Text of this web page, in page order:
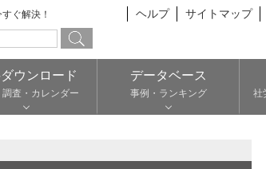
ぐ解決！ ヘルプ サイトマップ
ウンロード
査・カレンダー
データベース
事例・ランキング 社